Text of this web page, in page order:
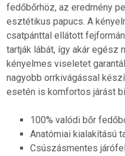
fedőbőrhöz, az eredmény
esztétikus papucs. A
csatpánttal ellátott
tartják lábát, így akár egész
kényelmes viseletet
nagyobb orrkivágással
esetén is komfortos járást
100% valódi bőr
Anatómiai kialakítású
Csúszásmentes